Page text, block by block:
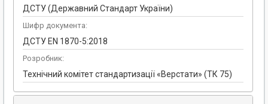
ДСТУ (Державний Стандарт України)
Шифр документа:
ДСТУ EN 1870-5:2018
Розробник:
Технічний комітет стандартизації «Верстати» (ТК 75)